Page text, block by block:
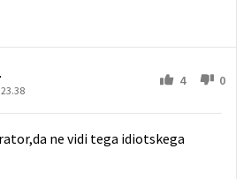
4 0
ne vidi tega idiotskega